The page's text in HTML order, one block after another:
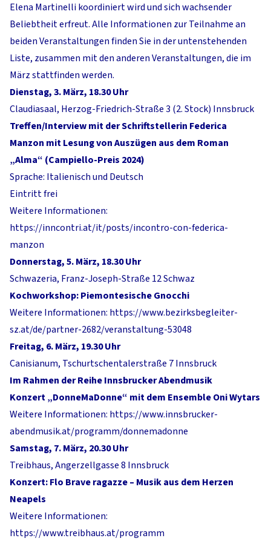
Elena Martinelli koordiniert wird und sich wachsender
Beliebtheit erfreut. Alle Informationen zur Teilnahme an
beiden Veranstaltungen finden Sie in der untenstehenden
Liste, zusammen mit den anderen Veranstaltungen, die im
März stattfinden werden.
Dienstag, 3. März, 18.30 Uhr
Claudiasaal, Herzog-Friedrich-Straße 3 (2. Stock) Innsbruck
Treffen/Interview mit der Schriftstellerin Federica
Manzon mit Lesung von Auszügen aus dem Roman
„Alma“ (Campiello-Preis 2024)
Sprache: Italienisch und Deutsch
Eintritt frei
Weitere Informationen:
https://inncontri.at/it/posts/incontro-con-federica-
manzon
Donnerstag, 5. März, 18.30 Uhr
Schwazeria, Franz-Joseph-Straße 12 Schwaz
Kochworkshop: Piemontesische Gnocchi
Weitere Informationen: https://www.bezirksbegleiter-
sz.at/de/partner-2682/veranstaltung-53048
Freitag, 6. März, 19.30 Uhr
Canisianum, Tschurtschentalerstraße 7 Innsbruck
Im Rahmen der Reihe Innsbrucker Abendmusik
Konzert „DonneMaDonne“ mit dem Ensemble Oni Wytars
Weitere Informationen: https://www.innsbrucker-
abendmusik.at/programm/donnemadonne
Samstag, 7. März, 20.30 Uhr
Treibhaus, Angerzellgasse 8 Innsbruck
Konzert: Flo Brave ragazze – Musik aus dem Herzen
Neapels
Weitere Informationen:
https://www.treibhaus.at/programm